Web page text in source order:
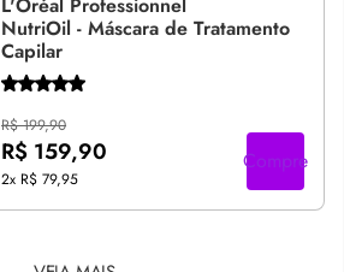
NutriOil - Máscara de Tratamento
Capilar
R$ 199,90
R$ 159,90
2x R$ 79,95
Compre